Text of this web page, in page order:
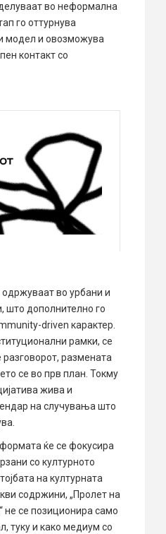
во неформална
го оттурнува
модел и овозможува
контакт со
одржуваат во урбани и
што дополнително го
driven карактер.
рамки, се
размената
се во прв план. Токму
жива и
на случувања што
ќе се фокусира
со културното
на културната
содржини, „Пролет на
не се позиционира само
туку и како медиум со